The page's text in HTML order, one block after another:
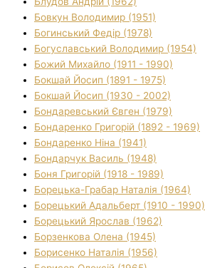
Бовкун Володимир (1951)
Богинський Федір (1978)
Богуславський Володимир (1954)
Божий Михайло (1911 - 1990)
Бокшай Йосип (1891 - 1975)
Бокшай Йосип (1930 - 2002)
Бондаревський Євген (1979)
Бондаренко Григорій (1892 - 1969)
Бондаренко Ніна (1941)
Бондарчук Василь (1948)
Боня Григорій (1918 - 1989)
Борецька-Грабар Наталія (1964)
Борецький Адальберт (1910 - 1990)
Борецький Ярослав (1962)
Борзенкова Олена (1945)
Борисенко Наталія (1956)